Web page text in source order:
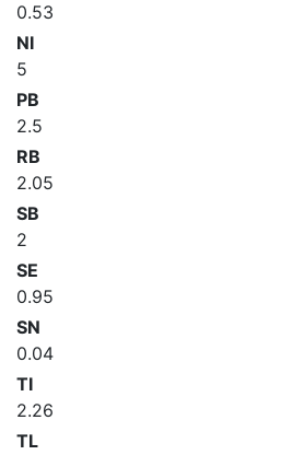
0.53
NI
5
PB
2.5
RB
2.05
SB
2
SE
0.95
SN
0.04
TI
2.26
TL